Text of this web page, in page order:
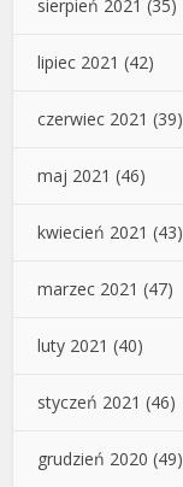
sierpień 2021 (35)
lipiec 2021 (42)
czerwiec 2021 (39)
maj 2021 (46)
kwiecień 2021 (43)
marzec 2021 (47)
luty 2021 (40)
styczeń 2021 (46)
grudzień 2020 (49)